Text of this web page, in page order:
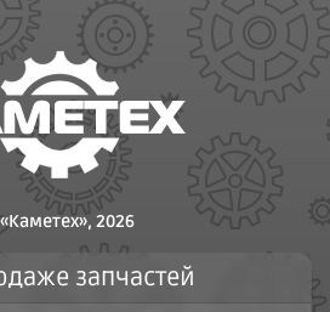
2026
запчастей